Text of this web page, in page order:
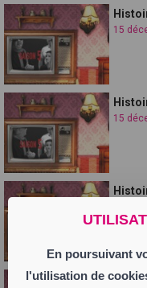
En poursuivant
l'utilisation de
15
15